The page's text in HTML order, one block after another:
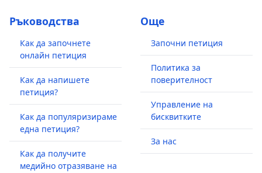
Ръководства
Как да започнете
онлайн петиция
Как да напишете
петиция?
Как да популяризираме
една петиция?
Как да получите
медийно отразяване на
Още
Започни петиция
Политика за
поверителност
Управление на
бисквитките
За нас